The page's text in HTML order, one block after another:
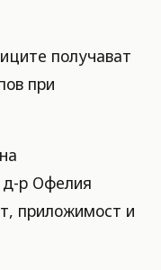
получават
при
д-р Офелия
приложимост и